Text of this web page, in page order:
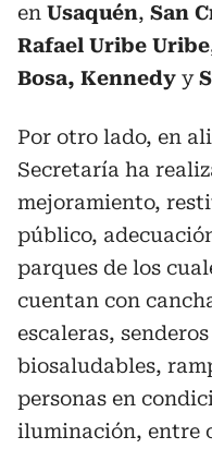
en Usaquén, San
Rafael Uribe
Bosa, Kennedy y
Por otro lado, en
Secretaría ha
mejoramiento,
público,
parques de los
cuentan con
escaleras,
biosaludables,
personas en
iluminación, entre